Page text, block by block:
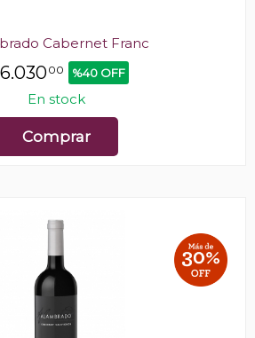
Cabernet Franc
6.03000 %40 OFF
En stock
Comprar